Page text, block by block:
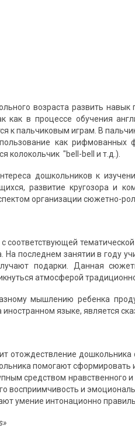
возраста развить
как в процессе обучения
к пальчиковым играм. В
как рифмованных
колокольчик "bеll-bеll и т.д.).
дошкольников к
развитие кругозора и
организации сюжетно-
соответствующей
последнем занятии в году
подарки. Данная
атмосферой
мышлению ребенка
языке, является
отождествление дошкольника
помогают сформировать
средством нравственного
восприимчивость и
умение интонационно
»